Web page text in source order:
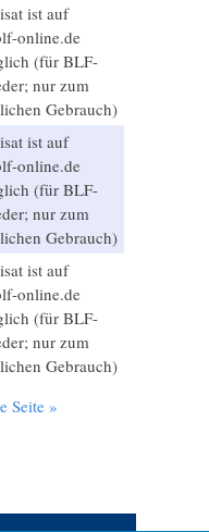
ist auf
online.de
(für BLF-
nur zum
Gebrauch)
ist auf
online.de
(für BLF-
nur zum
Gebrauch)
ist auf
online.de
(für BLF-
nur zum
Gebrauch)
Seite »